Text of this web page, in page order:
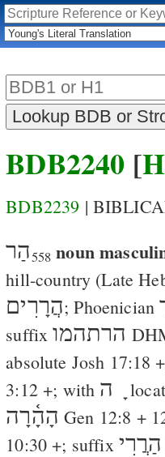
BDB2240 [
BDB2239 |
הַר558 noun
hill-country (Late
הֲרָרִים; Phoenician
suffixהרתהמו
absolute Josh 17:18
3:12+; with ָ ה
הָהָ֫רָה Gen 12:8 +
10:30 +; suffix הַרֲרִי